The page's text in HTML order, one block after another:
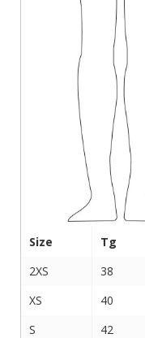
Size Tg
2XS
38
XS
40
S
42